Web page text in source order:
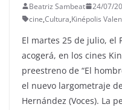
Beatriz Sambeat 24/07/
cine,Cultura,Kinépolis
El martes 25 de julio, el
acogerá, en los cines
preestreno de “El
el nuevo largometraje
Hernández (Voces). La